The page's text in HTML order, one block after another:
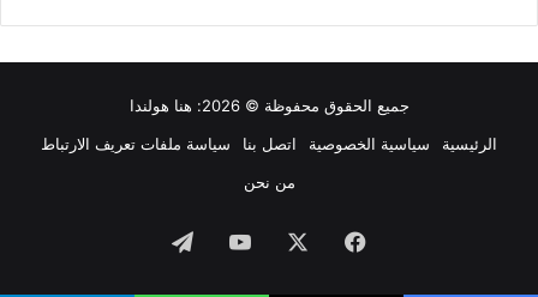
جميع الحقوق محفوظة © 2026:
هنا هولندا
الرئيسية
سياسية الخصوصية اتصل بنا
سياسة ملفات تعريف الارتباط
من نحن
فيسبوك ‫YouTubeتيلقرام